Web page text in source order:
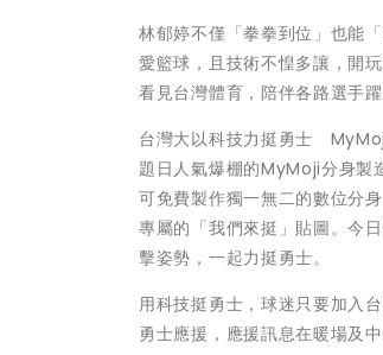
林郁婷不僅「拳拳到位」也能
愛籃球，且技術不惶多讓，開
看見台灣體育，陪伴各路選手
台灣大以科技力挺勇士
題日人氣爆棚的MyMoji分身製
可免費製作獨一無二的數位分
專屬的「我們來挺」貼圖。今
擊姿勢，一起力挺勇士。
用科技挺勇士，球迷只要加入
勇士應援，應援訊息在暖場及